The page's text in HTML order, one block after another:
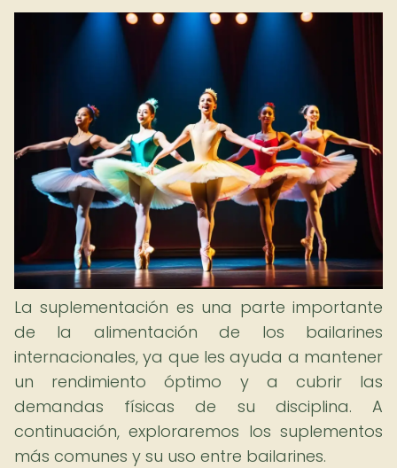
La suplementación es una parte importante
de la alimentación de los bailarines
internacionales, ya que les ayuda a mantener
un rendimiento óptimo y a cubrir las
demandas físicas de su disciplina. A
continuación, exploraremos los suplementos
más comunes y su uso entre bailarines.